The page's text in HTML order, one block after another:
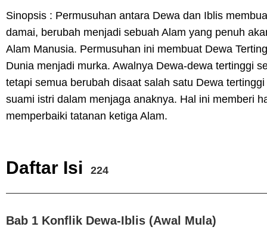
Sinopsis : Permusuhan antara Dewa dan Iblis
damai, berubah menjadi sebuah Alam yang penuh
Alam Manusia. Permusuhan ini membuat Dewa
Dunia menjadi murka. Awalnya Dewa-dewa tertinggi
tetapi semua berubah disaat salah satu Dewa
suami istri dalam menjaga anaknya. Hal ini memberi
memperbaiki tatanan ketiga Alam.
Daftar Isi 224
Bab 1 Konflik Dewa-Iblis (Awal Mula)